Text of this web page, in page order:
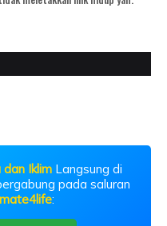
dan Iklim Langsung di
pada saluran
: